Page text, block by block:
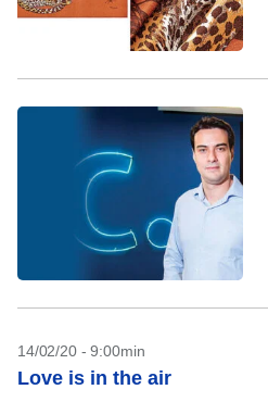
14/02/20 - 9:00min
Love is in the air